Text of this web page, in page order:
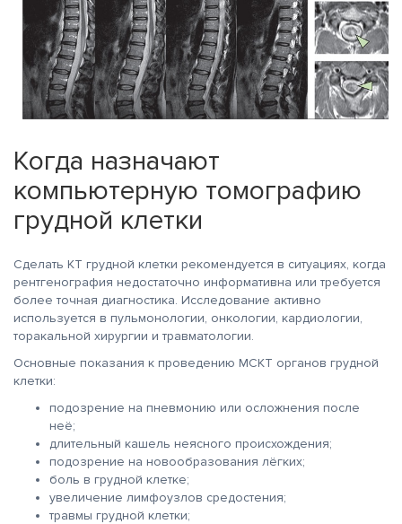
Когда назначают
компьютерную томографию
грудной клетки
Сделать КТ грудной клетки рекомендуется в ситуациях, когда
рентгенография недостаточно информативна или требуется
более точная диагностика. Исследование активно
используется в пульмонологии, онкологии, кардиологии,
торакальной хирургии и травматологии.
Основные показания к проведению МСКТ органов грудной
клетки:
подозрение на пневмонию или осложнения после
неё;
длительный кашель неясного происхождения;
подозрение на новообразования лёгких;
боль в грудной клетке;
увеличение лимфоузлов средостения;
травмы грудной клетки;